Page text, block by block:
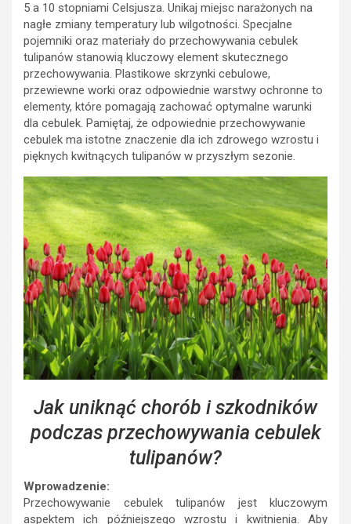
5 a 10 stopniami Celsjusza. Unikaj miejsc narażonych na
nagłe zmiany temperatury lub wilgotności. Specjalne
pojemniki oraz materiały do przechowywania cebulek
tulipanów stanowią kluczowy element skutecznego
przechowywania. Plastikowe skrzynki cebulowe,
przewiewne worki oraz odpowiednie warstwy ochronne to
elementy, które pomagają zachować optymalne warunki
dla cebulek. Pamiętaj, że odpowiednie przechowywanie
cebulek ma istotne znaczenie dla ich zdrowego wzrostu i
pięknych kwitnących tulipanów w przyszłym sezonie.
Jak uniknąć chorób i szkodników
podczas przechowywania cebulek
tulipanów?
Wprowadzenie:
Przechowywanie cebulek tulipanów jest kluczowym
aspektem ich późniejszego wzrostu i kwitnienia. Aby